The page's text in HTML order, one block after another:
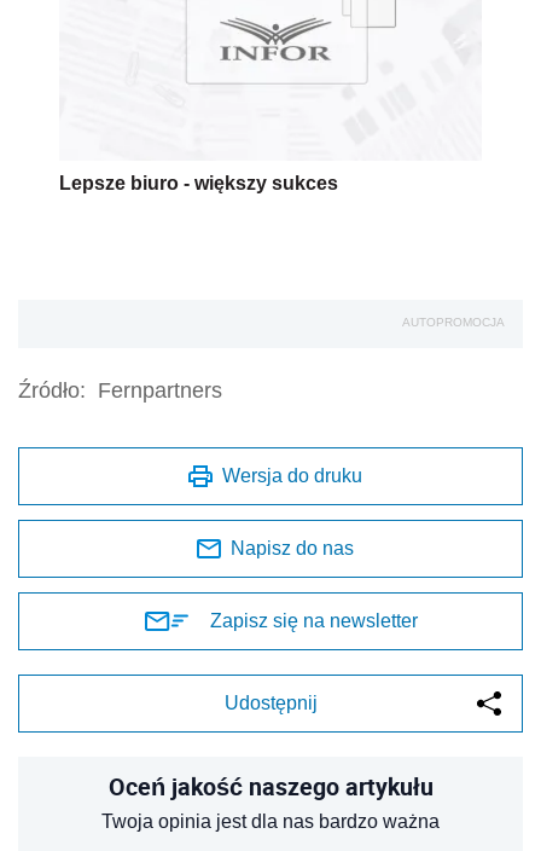
Lepsze biuro - większy sukces
AUTOPROMOCJA
Źródło: Fernpartners
Wersja do druku
Napisz do nas
Zapisz się na newsletter
Udostępnij
Oceń jakość naszego artykułu
Twoja opinia jest dla nas bardzo ważna